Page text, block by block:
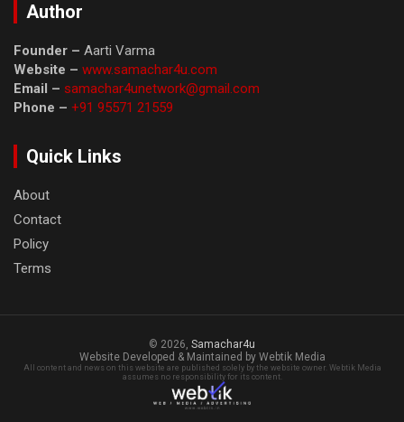
Author
Founder – Aarti Varma
Website – www.samachar4u.com
Email – samachar4unetwork@gmail.com
Phone – +91 95571 21559
Quick Links
About
Contact
Policy
Terms
© 2026, Samachar4u
Website Developed & Maintained by Webtik Media
All content and news on this website are published solely by the website owner. Webtik Media
assumes no responsibility for its content.